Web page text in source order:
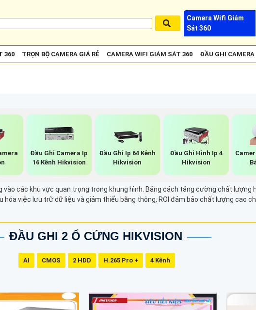
Camera Wifi Giám
Sát 360
360 TRỌN BỘ CAMERA GIÁ RẺ CAMERA WIFI GIÁM SÁT 360 ĐẦU GHI CAMERA
Đầu Ghi Camera Ip
16 Kênh Hikvision
Đầu Ghi Ip 64 Kênh
Hikvision
Đầu Ghi Hình Ip 4
Hikvision
các khu vực quan trọng trong khung hình. Bằng cách tăng cường chất lượng
hóa việc lưu trữ dữ liệu và giảm thiểu băng thông, ROI đảm bảo chất lượng cao
ĐẦU GHI 2 Ổ CỨNG HIKVISION
AI CMOS 2 HDD H.265 Pro + 4 Kênh